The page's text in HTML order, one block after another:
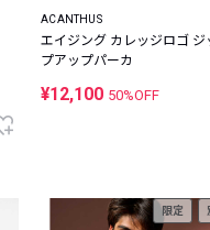
ACANTHUS
エイジング カレッジロゴ ジ
プアップパーカ
¥12,100 50%OFF
限定